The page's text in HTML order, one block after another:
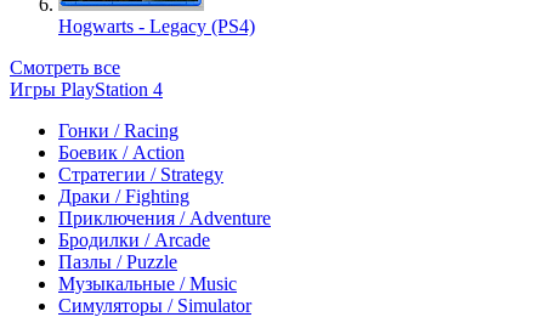
Hogwarts - Legacy (PS4)
Смотреть все
Игры PlayStation 4
Гонки / Racing
Боевик / Action
Стратегии / Strategy
Драки / Fighting
Приключения / Adventure
Бродилки / Arcade
Пазлы / Puzzle
Музыкальные / Music
Симуляторы / Simulator